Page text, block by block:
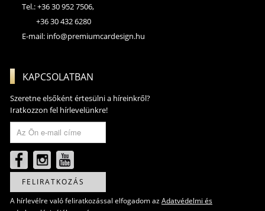
Tel.: +36 30 952 7506,
+36 30 432 6280
E-mail: info@premiumcardesign.hu
KAPCSOLATBAN
Szeretne elsőként értesülni a híreinkről?
Iratkozzon fel hírlevelünkre!
FELIRATKOZÁS
A hírlevélre való feliratkozással elfogadom azAdatvédelmi és